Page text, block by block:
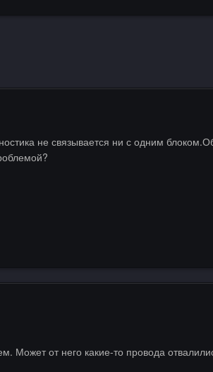
не связывается ни с одним
Может от него какие-то провода